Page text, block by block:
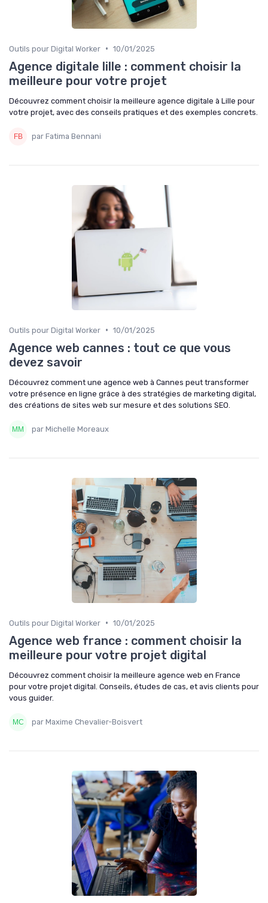
Outils pour Digital Worker • 10/01/2025
Agence digitale lille : comment choisir la
meilleure pour votre projet
Découvrez comment choisir la meilleure agence digitale à Lille pour
votre projet, avec des conseils pratiques et des exemples concrets.
par Fatima Bennani
Outils pour Digital Worker • 10/01/2025
Agence web cannes : tout ce que vous
devez savoir
Découvrez comment une agence web à Cannes peut transformer
votre présence en ligne grâce à des stratégies de marketing digital,
des créations de sites web sur mesure et des solutions SEO.
par Michelle Moreaux
Outils pour Digital Worker • 10/01/2025
Agence web france : comment choisir la
meilleure pour votre projet digital
Découvrez comment choisir la meilleure agence web en France
pour votre projet digital. Conseils, études de cas, et avis clients pour
vous guider.
par Maxime Chevalier-Boisvert